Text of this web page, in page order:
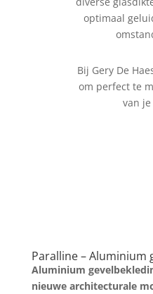
optimaal
Bij Gery De
om perfect te
van
Paralline – Aluminium
Aluminium
nieuwe architecturale